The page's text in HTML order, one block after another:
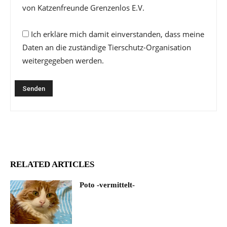
von Katzenfreunde Grenzenlos E.V.
Ich erkläre mich damit einverstanden, dass meine
Daten an die zuständige Tierschutz-Organisation
weitergegeben werden.
RELATED ARTICLES
Poto -vermittelt-